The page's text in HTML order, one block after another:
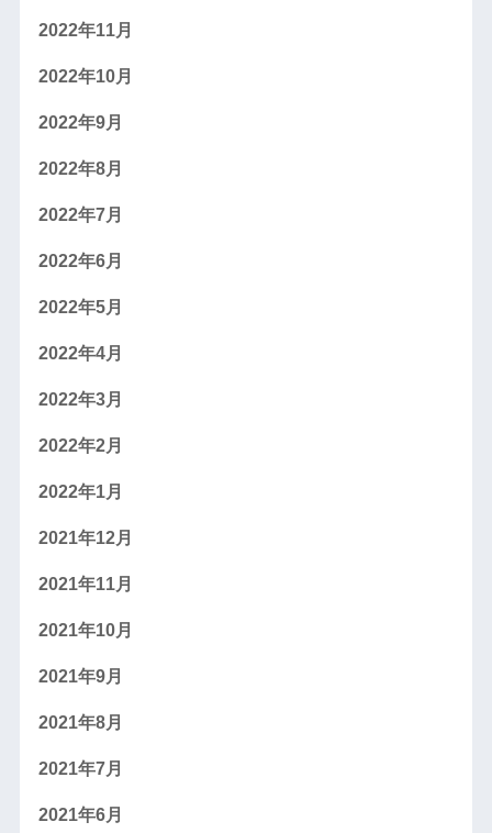
2022年11月
2022年10月
2022年9月
2022年8月
2022年7月
2022年6月
2022年5月
2022年4月
2022年3月
2022年2月
2022年1月
2021年12月
2021年11月
2021年10月
2021年9月
2021年8月
2021年7月
2021年6月